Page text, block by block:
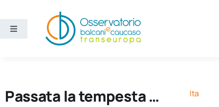
contenuto
Toggle
Passata la tempesta … Ita